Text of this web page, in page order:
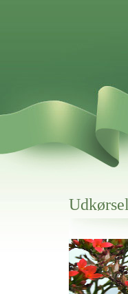
Her hos os får du
vi hjælper i alle